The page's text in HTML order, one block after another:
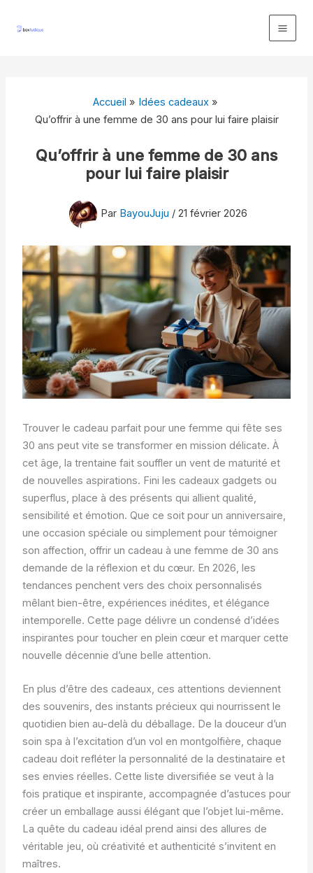
Accueil
Idées cadeaux
Qu’offrir à une femme de 30 ans pour lui faire plaisir
Qu’offrir à une femme de 30 ans
pour lui faire plaisir
Par BayouJuju / 21 février 2026
Trouver le cadeau parfait pour une femme qui fête ses
30 ans peut vite se transformer en mission délicate. À
cet âge, la trentaine fait souffler un vent de maturité et
de nouvelles aspirations. Fini les cadeaux gadgets ou
superflus, place à des présents qui allient qualité,
sensibilité et émotion. Que ce soit pour un anniversaire,
une occasion spéciale ou simplement pour témoigner
son affection, offrir un cadeau à une femme de 30 ans
demande de la réflexion et du cœur. En 2026, les
tendances penchent vers des choix personnalisés
mêlant bien-être, expériences inédites, et élégance
intemporelle. Cette page délivre un condensé d’idées
inspirantes pour toucher en plein cœur et marquer cette
nouvelle décennie d’une belle attention.
En plus d’être des cadeaux, ces attentions deviennent
des souvenirs, des instants précieux qui nourrissent le
quotidien bien au-delà du déballage. De la douceur d’un
soin spa à l’excitation d’un vol en montgolfière, chaque
cadeau doit refléter la personnalité de la destinataire et
ses envies réelles. Cette liste diversifiée se veut à la
fois pratique et inspirante, accompagnée d’astuces pour
créer un emballage aussi élégant que l’objet lui-même.
La quête du cadeau idéal prend ainsi des allures de
véritable jeu, où créativité et authenticité s’invitent en
maîtres.